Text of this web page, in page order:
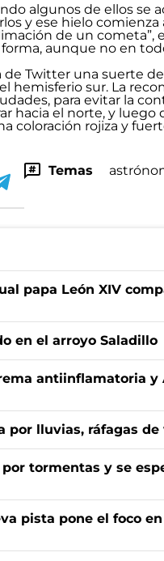
algunos de ellos se
y ese hielo
de un cometa”,
aunque no en
Twitter una suerte
hemisferio sur. La
para evitar la
hacia el norte, y luego
coloración rojiza y
Temas
papa León XIV
en el arroyo Saladillo
antiinflamatoria
por lluvias, ráfagas
tormentas y se
pista pone el foco